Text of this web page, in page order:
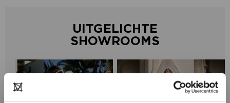
UITGELICHTE
SHOWROOMS